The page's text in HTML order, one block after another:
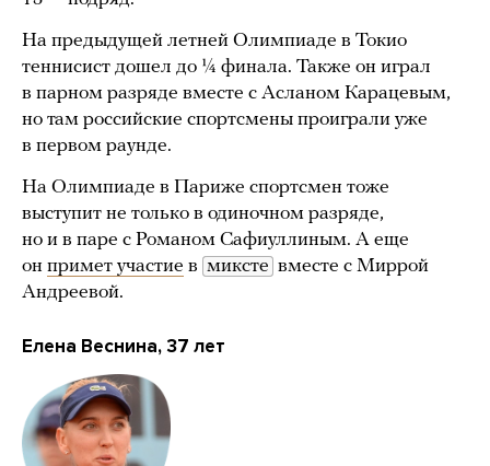
На предыдущей летней Олимпиаде в Токио
теннисист дошел до ¼ финала. Также он играл
в парном разряде вместе с Асланом Карацевым,
но там российские спортсмены проиграли уже
в первом раунде.
На Олимпиаде в Париже спортсмен тоже
выступит не только в одиночном разряде,
но и в паре с Романом Сафиуллиным. А еще
он примет участие в миксте вместе с Миррой
Андреевой.
Елена Веснина, 37 лет